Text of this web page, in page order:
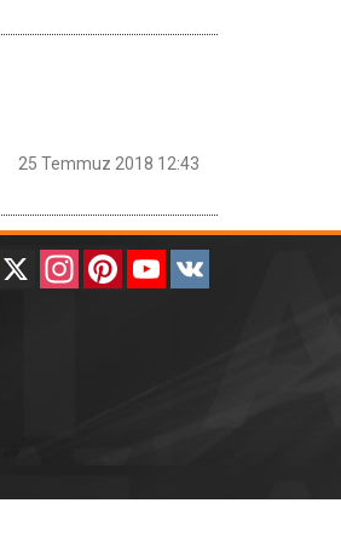
25 Temmuz 2018 12:43
Facebook
X InstagramPinterestYouTube